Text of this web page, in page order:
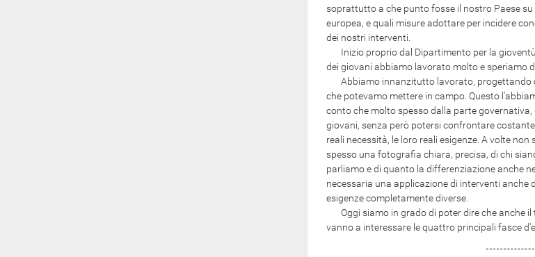
soprattutto a che punto fosse il nostro Paese
europea, e quali misure adottare per incidere
dei nostri interventi.
Inizio proprio dal Dipartimento per la
dei giovani abbiamo lavorato molto e speriamo
Abbiamo innanzitutto lavorato, progettando
che potevamo mettere in campo. Questo
conto che molto spesso dalla parte
giovani, senza però potersi confrontare
reali necessità, le loro reali esigenze. A volte
spesso una fotografia chiara, precisa, di chi
parliamo e di quanto la differenziazione anche
necessaria una applicazione di interventi anche
esigenze completamente diverse.
Oggi siamo in grado di poter dire che anche
vanno a interessare le quattro principali fasce